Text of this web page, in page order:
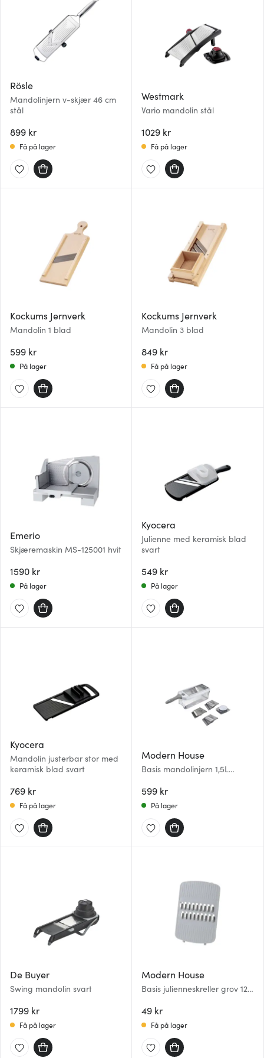
tjenestene deres.
Rösle
Mandolinjern v-skjær 46 cm
stål
899 kr
Få på lager
Westmark
Vario mandolin stål
1029 kr
Få på lager
Kockums Jernverk
Mandolin 1 blad
599 kr
På lager
Kockums Jernverk
Mandolin 3 blad
849 kr
Få på lager
Emerio
Skjæremaskin MS-125001 hvit
1590 kr
På lager
Kyocera
Julienne med keramisk blad
svart
549 kr
På lager
Kyocera
Mandolin justerbar stor med
keramisk blad svart
769 kr
Få på lager
Modern House
Basis mandolinjern 1,5L
599 kr
På lager
De Buyer
Swing mandolin svart
1799 kr
Få på lager
Modern House
Basis julienneskreller grov 12
49 kr
Få på lager